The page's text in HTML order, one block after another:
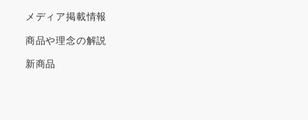
メディア掲載情報
商品や理念の解説
新商品